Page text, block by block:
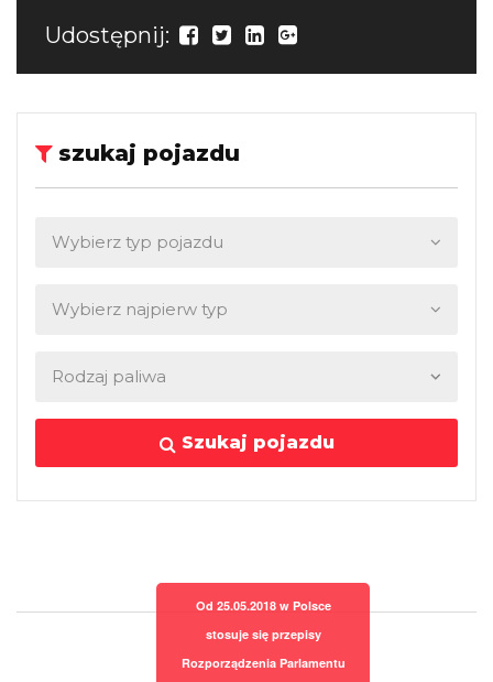
Udostępnij:
szukaj pojazdu
Szukaj pojazdu
Od 25.05.2018 w Polsce
stosuje się przepisy
Rozporządzenia Parlamentu